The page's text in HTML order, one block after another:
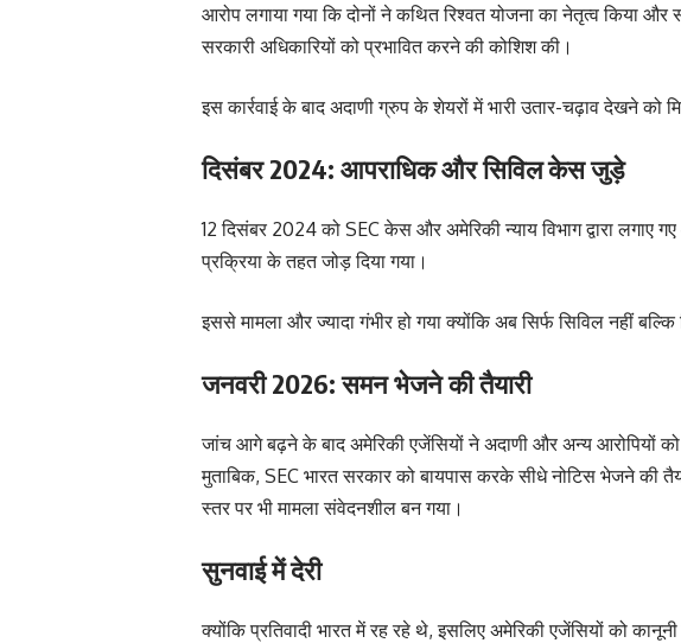
आरोप लगाया गया कि दोनों ने कथित रिश्वत योजना का नेतृत्व किया
सरकारी अधिकारियों को प्रभावित करने की कोशिश की।
इस कार्रवाई के बाद अदाणी ग्रुप के शेयरों में भारी उतार-चढ़ाव देखने को
दिसंबर 2024: आपराधिक और सिविल केस जुड़े
12 दिसंबर 2024 को SEC केस और अमेरिकी न्याय विभाग द्वारा लगाए
प्रक्रिया के तहत जोड़ दिया गया।
इससे मामला और ज्यादा गंभीर हो गया क्योंकि अब सिर्फ सिविल नहीं
जनवरी 2026: समन भेजने की तैयारी
जांच आगे बढ़ने के बाद अमेरिकी एजेंसियों ने अदाणी और अन्य आरोपियों
मुताबिक, SEC भारत सरकार को बायपास करके सीधे नोटिस भेजने की
स्तर पर भी मामला संवेदनशील बन गया।
सुनवाई में देरी
क्योंकि प्रतिवादी भारत में रह रहे थे, इसलिए अमेरिकी एजेंसियों को